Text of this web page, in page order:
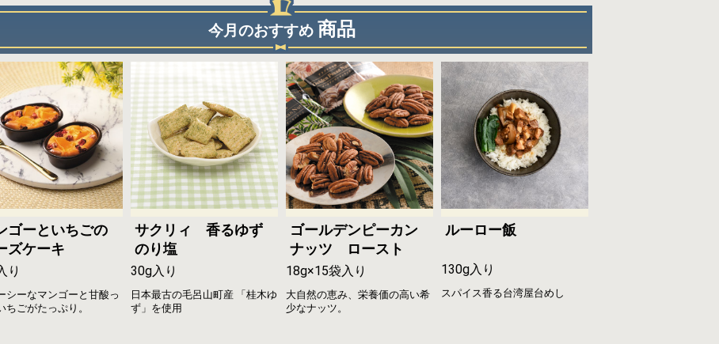
今月のおすすめ 商品
ゴーといちごの
ズケーキ
り
シーなマンゴーと甘酸っ
ちごがたっぷり。
サクリィ 香るゆず
のり塩
30g入り
日本最古の毛呂山町産 「桂木ゆ
ず」を使用
ゴールデンピーカン
ナッツ ロースト
18g×15袋入り
大自然の恵み、栄養価の高い希
少なナッツ。
ルーロー飯
130g入り
スパイス香る台湾屋台めし